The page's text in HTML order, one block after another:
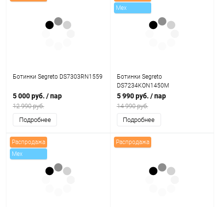
Ботинки Segreto DS7303RN1559
5 000 руб. / пар
12 990 руб.
Подробнее
Mex
Ботинки Segreto
DS7234KON1450M
5 990 руб. / пар
14 990 руб.
Подробнее
Распродажа
Mex
Распродажа